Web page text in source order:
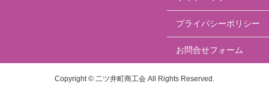
プライバシーポリシー
お問合せフォーム
Copyright © 二ツ井町商工会 All Rights Reserved.